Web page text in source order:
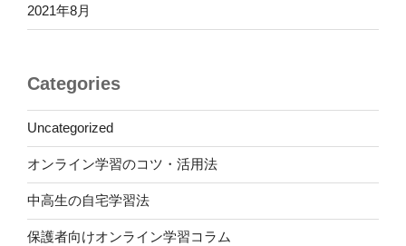
2021年8月
Categories
Uncategorized
オンライン学習のコツ・活用法
中高生の自宅学習法
保護者向けオンライン学習コラム